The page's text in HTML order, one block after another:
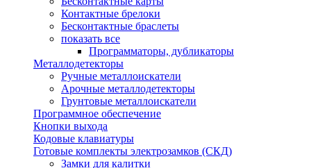
Контактные брелоки
Бесконтактные браслеты
показать все
Программаторы, дубликаторы
Металлодетекторы
Ручные металлоискатели
Арочные металлодетекторы
Грунтовые металлоискатели
Программное обеспечение
Кнопки выхода
Кодовые клавиатуры
Готовые комплекты электрозамков (СКД)
Замки для калитки